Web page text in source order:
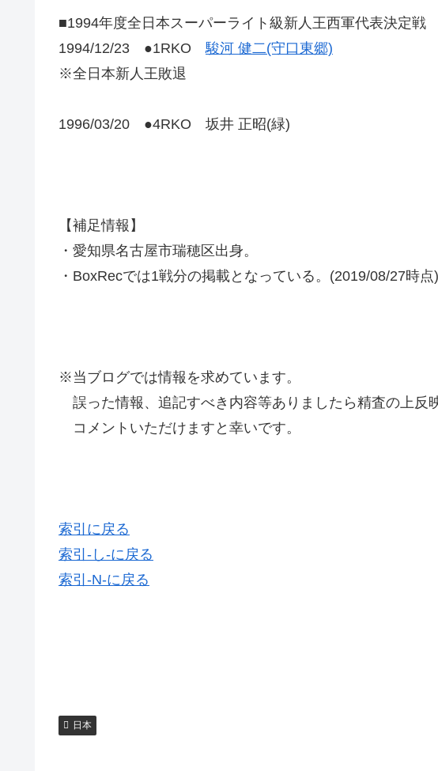
■1994年度全日本スーパーライト級新人王西軍代表決定戦
1994/12/23 ●1RKO駿河 健二(守口東郷)
※全日本新人王敗退
1996/03/20 ●4RKO 坂井 正昭(緑)
【補足情報】
・愛知県名古屋市瑞穂区出身。
・BoxRecでは1戦分の掲載となっている。(2019/08/27時点)
※当ブログでは情報を求めています。
誤った情報、追記すべき内容等ありましたら精査の上反
コメントいただけますと幸いです。
索引に戻る
索引-し-に戻る
索引-N-に戻る
日本